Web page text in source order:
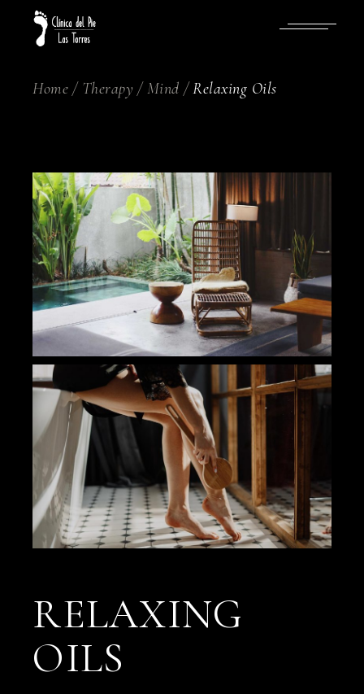
Home Therapy Mind Relaxing Oils
RELAXING
OILS